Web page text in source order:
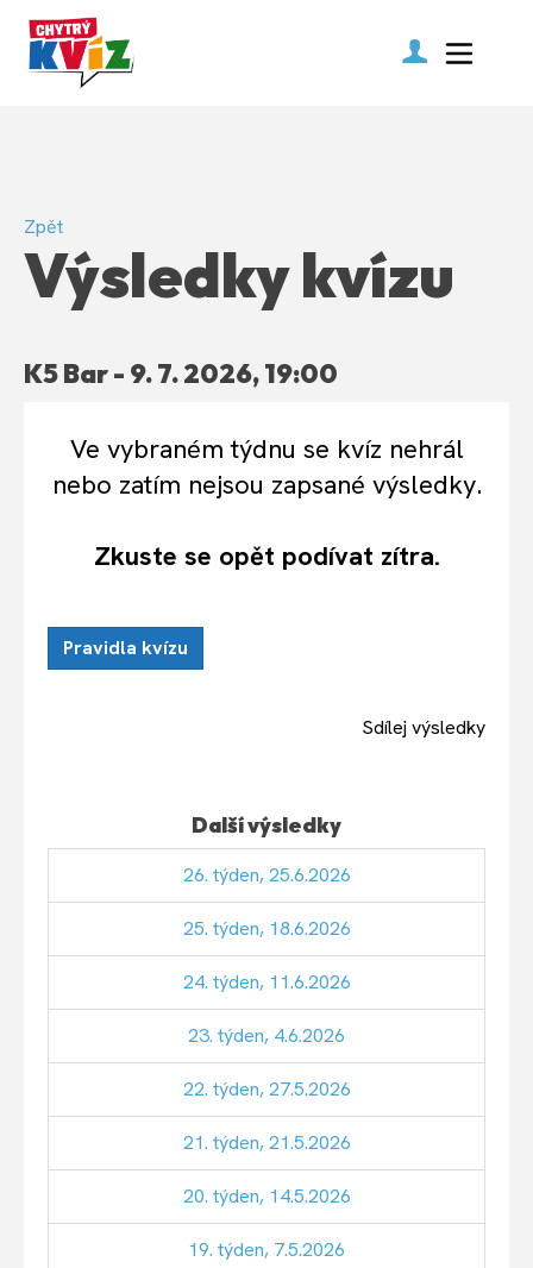
Zpět
Výsledky kvízu
K5 Bar - 9. 7. 2026, 19:00
Ve vybraném týdnu se kvíz nehrál
nebo zatím nejsou zapsané výsledky.
Zkuste se opět podívat zítra.
Pravidla kvízu
Sdílej výsledky
Další výsledky
26. týden, 25.6.2026
25. týden, 18.6.2026
24. týden, 11.6.2026
23. týden, 4.6.2026
22. týden, 27.5.2026
21. týden, 21.5.2026
20. týden, 14.5.2026
19. týden, 7.5.2026